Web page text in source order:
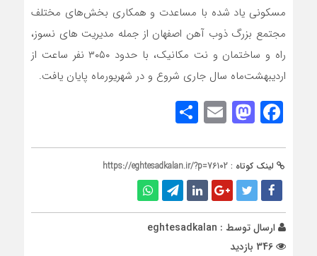
مسکونی یاد شده با مساعدت و همکاری بخش‌های مختلف
مجتمع بزرگ ذوب ‌آهن اصفهان از جمله مدیریت های نسوز،
راه و ساختمان و نت مکانیک، با حدود ۳۰۵۰ نفر ساعت از
اردیبهشت‌ماه سال جاری شروع و در شهریورماه پایان یافت.
Facebook
Mastodon
Email
لینک کوتاه : https://eghtesadkalan.ir/?p=76102
ارسال توسط : eghtesadkalan